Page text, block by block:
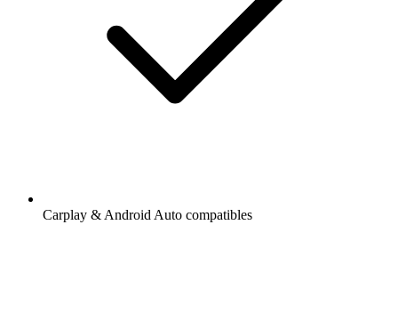
Carplay & Android Auto compatibles